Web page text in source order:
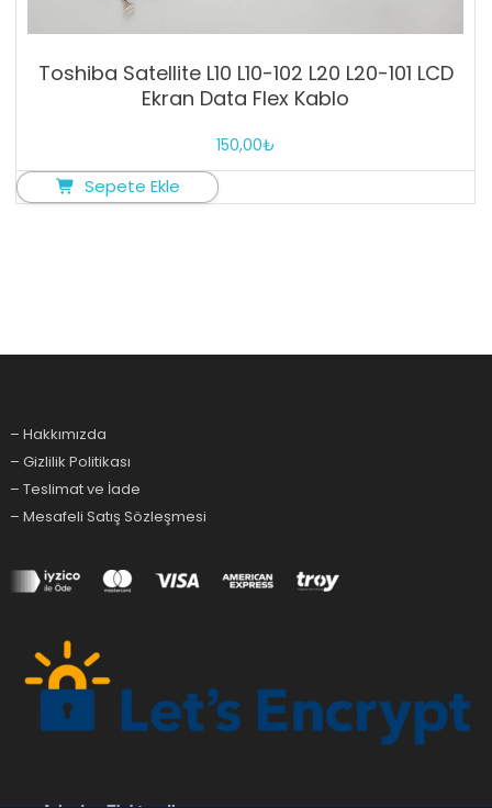
Toshiba Satellite L10 L10-102 L20 L20-101 LCD
Ekran Data Flex Kablo
150,00₺
Sepete Ekle
– Hakkımızda
– Gizlilik Politikası
– Teslimat ve İade
– Mesafeli Satış Sözleşmesi